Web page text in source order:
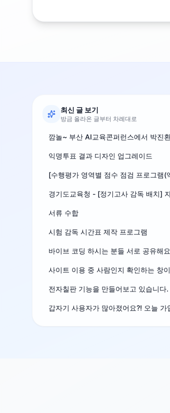
최신 글 보기
방금 올라온 글부터 차례대로
익명투표 결과 디자인 업그레이드
[수행평가 영역별 점수 점검 프로그램(
서류 수합
시험 감독 시간표 제작 프로그램
바이브 코딩 하시는 분들 서로 공유해
전자칠판 기능을 만들어보고 있습니다.